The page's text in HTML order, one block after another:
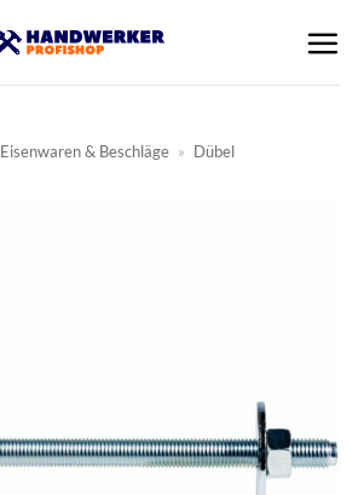
Eisenwaren & Beschläge » Dübel